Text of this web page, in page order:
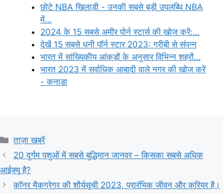
छोटे NBA खिलाड़ी - उनकी सबसे बड़ी उपलब्धि NBA
में…
2024 के 15 सबसे अमीर पोर्न स्टार्स की खोज करें:…
देखें 15 सबसे धनी पॉर्न स्टार 2023: गरीबी से संपन्न
भारत में सांख्यिकीय आंकड़ों के अनुसार विभिन्न शहरों…
भारत 2023 में सर्वाधिक आबादी वाले नगर की खोज करें
- कनाडा
Categories
ताज़ा खबरें
20 दुर्गम पशुओं में सबसे बुद्धिमान जानवर – किसका सबसे अधिक
आईक्यू है?
कॉनर मैकग्रेगर की शौर्यसूची 2023, प्रारंभिक जीवन और करियर है।